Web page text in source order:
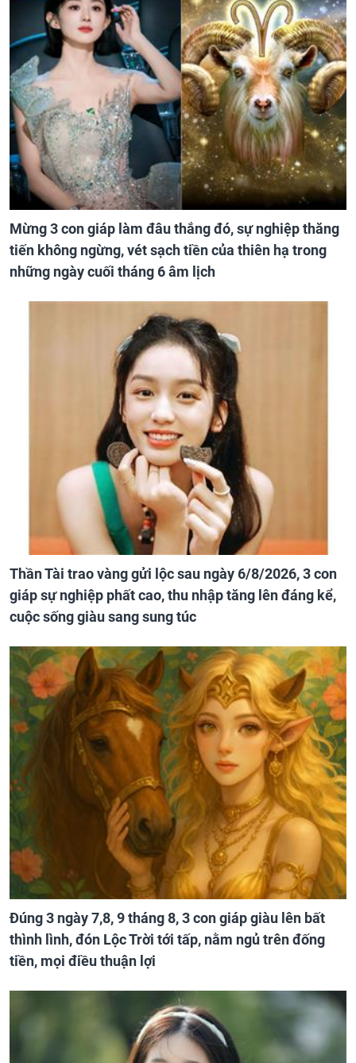
Mừng 3 con giáp làm đâu thắng đó, sự nghiệp thăng
tiến không ngừng, vét sạch tiền của thiên hạ trong
những ngày cuối tháng 6 âm lịch
Thần Tài trao vàng gửi lộc sau ngày 6/8/2026, 3 con
giáp sự nghiệp phất cao, thu nhập tăng lên đáng kể,
cuộc sống giàu sang sung túc
Đúng 3 ngày 7,8, 9 tháng 8, 3 con giáp giàu lên bất
thình lình, đón Lộc Trời tới tấp, nằm ngủ trên đống
tiền, mọi điều thuận lợi